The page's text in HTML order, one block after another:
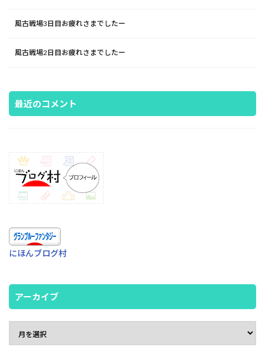
風古戦場3日目お疲れさまでしたー
風古戦場2日目お疲れさまでしたー
最近のコメント
にほんブログ村
アーカイブ